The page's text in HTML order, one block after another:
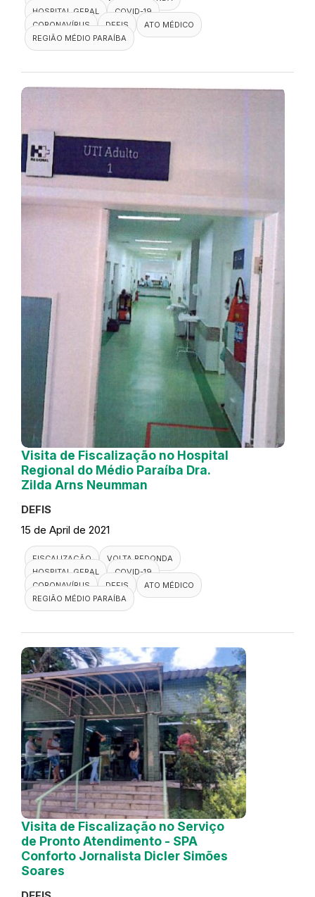
HOSPITAL GERAL
COVID-19
CORONAVÍRUS
DEFIS
ATO MÉDICO
REGIÃO MÉDIO PARAÍBA
Visita de Fiscalização no Hospital
Regional do Médio Paraíba Dra.
Zilda Arns Neumman
DEFIS
15 de April de 2021
FISCALIZAÇÃO
VOLTA REDONDA
HOSPITAL GERAL
COVID-19
CORONAVÍRUS
DEFIS
ATO MÉDICO
REGIÃO MÉDIO PARAÍBA
Visita de Fiscalização no Serviço
de Pronto Atendimento - SPA
Conforto Jornalista Dicler Simões
Soares